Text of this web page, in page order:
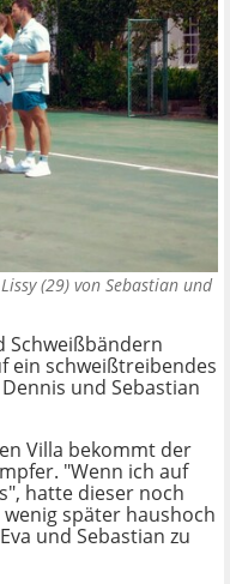
(29) von Sebastian und
Schweißbändern
ein schweißtreibendes
und Sebastian
Villa bekommt der
"Wenn ich auf
hatte dieser noch
später haushoch
und Sebastian zu